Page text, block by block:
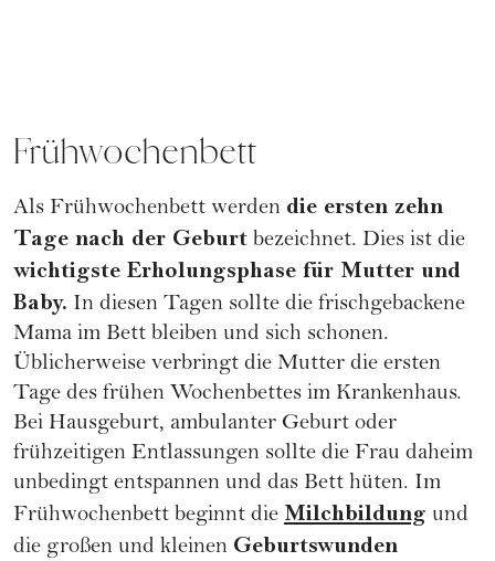
Frühwochenbett
Als Frühwochenbett werden die ersten zehn
Tage nach der Geburt bezeichnet. Dies ist die
wichtigste Erholungsphase für Mutter und
Baby. In diesen Tagen sollte die frischgebackene
Mama im Bett bleiben und sich schonen.
Üblicherweise verbringt die Mutter die ersten
Tage des frühen Wochenbettes im Krankenhaus.
Bei Hausgeburt, ambulanter Geburt oder
frühzeitigen Entlassungen sollte die Frau daheim
unbedingt entspannen und das Bett hüten. Im
Frühwochenbett beginnt die Milchbildung und
die großen und kleinen Geburtswunden